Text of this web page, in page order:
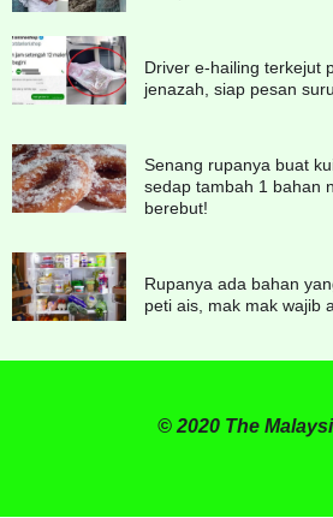
Driver e-hailing terkejut
jenazah, siap pesan
Senang rupanya buat
sedap tambah 1 bahan
berebut!
Rupanya ada bahan
peti ais, mak mak wajib
© 2020 The